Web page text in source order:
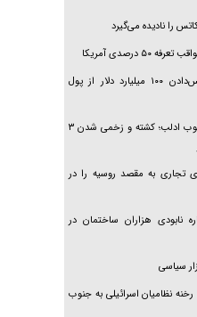
را نادیده می‌گیرد
۵۰ درصدی آمریکا
ترامپ مجبور به پس‌دادن ۱۰۰ میلیارد دلار از پول
درگیری شدید در جنوب ادلب؛ کشته و زخمی شدن ۳
تجاری به مقصد روسیه را در
نابودی هزاران ساختمان در
سیاسی
نظامیان اسرائیلی به جنوب